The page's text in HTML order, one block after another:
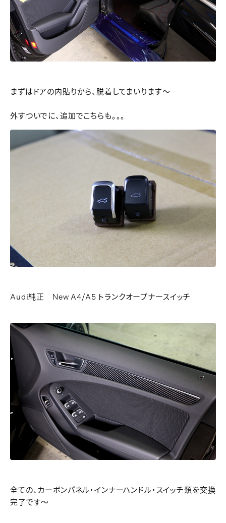
まずはドアの内貼りから、脱着してまいります～
外すついでに、追加でこちらも。。。
Audi純正 New A4/A5 トランクオープナースイッチ
全ての、カーボンパネル・インナーハンドル・スイッチ類を交換
完了です～